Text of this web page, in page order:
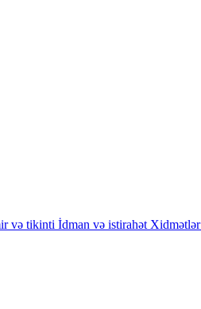
və tikinti İdman və istirahət Xidmətlər